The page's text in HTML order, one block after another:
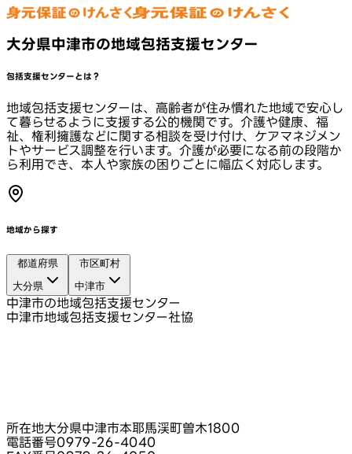
大分県中津市の地域包括支援センター
包括支援センターとは？
地域包括支援センターは、高齢者が住み慣れた地域で安心し
て暮らせるように支援する公的機関です。介護や健康、福
祉、権利擁護などに関する相談を受け付け、ケアマネジメン
トやサービス調整を行います。介護が必要になる前の段階か
ら利用でき、本人や家族の困りごとに幅広く対応します。
地域から探す
都道府県
大分県
市区町村
中津市
中津市の地域包括支援センター
中津市地域包括支援センター社協
所在地大分県中津市本耶馬渓町曽木1800
電話番号0979-26-4040